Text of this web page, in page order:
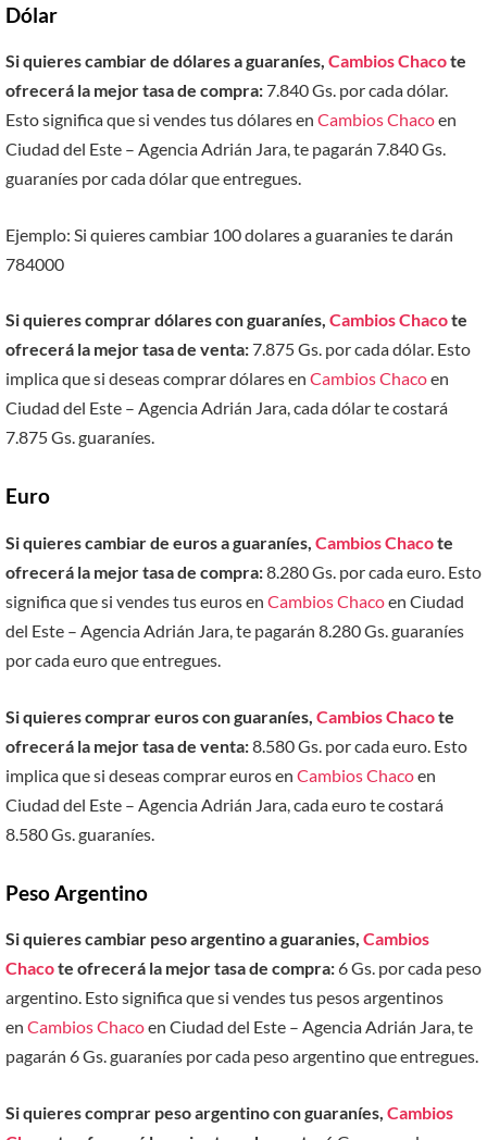
Dólar
Si quieres cambiar de dólares a guaraníes, Cambios Chacote
ofrecerá la mejor tasa de compra:7.840 Gs. por cada dólar.
Esto significa que si vendes tus dólares en Cambios Chacoen
Ciudad del Este – Agencia Adrián Jara, te pagarán 7.840 Gs.
guaraníes por cada dólar que entregues.
Ejemplo: Si quieres cambiar 100 dolares a guaranies te darán
784000
Si quieres comprar dólares con guaraníes, Cambios Chacote
ofrecerá la mejor tasa de venta:7.875 Gs. por cada dólar. Esto
implica que si deseas comprar dólares en Cambios Chacoen
Ciudad del Este – Agencia Adrián Jara, cada dólar te costará
7.875 Gs. guaraníes.
Euro
Si quieres cambiar de euros a guaraníes, Cambios Chacote
ofrecerá la mejor tasa de compra:8.280 Gs. por cada euro. Esto
significa que si vendes tus euros en Cambios Chacoen Ciudad
del Este – Agencia Adrián Jara, te pagarán 8.280 Gs. guaraníes
por cada euro que entregues.
Si quieres comprar euros con guaraníes, Cambios Chacote
ofrecerá la mejor tasa de venta:8.580 Gs. por cada euro. Esto
implica que si deseas comprar euros en Cambios Chacoen
Ciudad del Este – Agencia Adrián Jara, cada euro te costará
8.580 Gs. guaraníes.
Peso Argentino
Si quieres cambiar peso argentino a guaranies, Cambios
Chacote ofrecerá la mejor tasa de compra:6 Gs. por cada peso
argentino. Esto significa que si vendes tus pesos argentinos
en Cambios Chacoen Ciudad del Este – Agencia Adrián Jara, te
pagarán 6 Gs. guaraníes por cada peso argentino que entregues.
Si quieres comprar peso argentino con guaraníes, Cambios